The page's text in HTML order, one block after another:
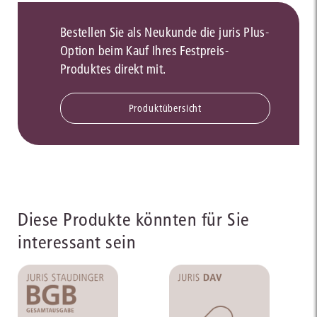
Bestellen Sie als Neukunde die juris Plus-
Option beim Kauf Ihres Festpreis-
Produktes direkt mit.
Produktübersicht
Diese Produkte könnten für Sie
interessant sein